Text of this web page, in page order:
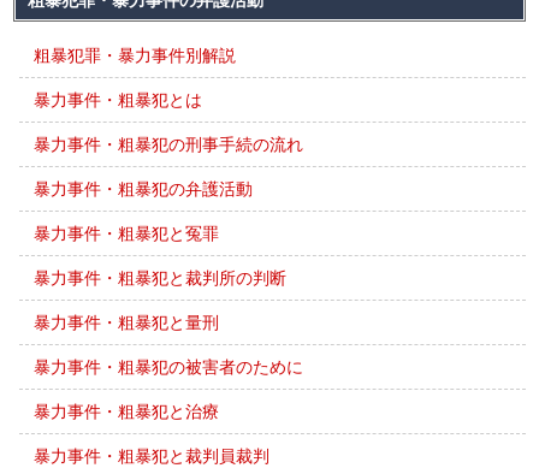
粗暴犯罪・暴力事件別解説
暴力事件・粗暴犯とは
暴力事件・粗暴犯の刑事手続の流れ
暴力事件・粗暴犯の弁護活動
暴力事件・粗暴犯と冤罪
暴力事件・粗暴犯と裁判所の判断
暴力事件・粗暴犯と量刑
暴力事件・粗暴犯の被害者のために
暴力事件・粗暴犯と治療
暴力事件・粗暴犯と裁判員裁判